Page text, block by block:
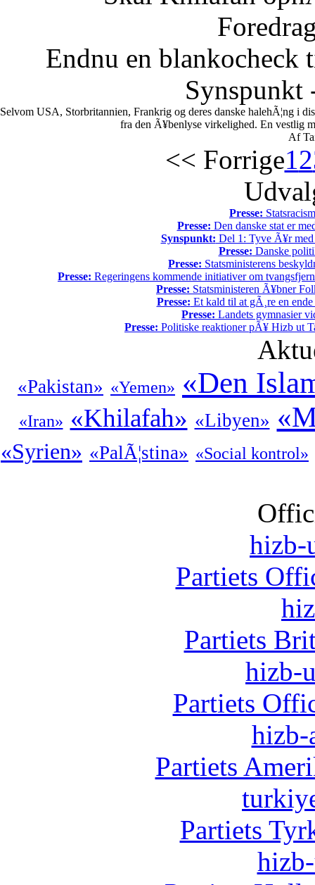
Endnu en blankocheck
Synspunkt
Selvom USA, Storbritannien, Frankrig og deres danske halehÃ¦ng i
fra den Ã¥benlyse virkelighed. En vestlig
Af
<< Forrige12
Presse:
Presse: Den danske stat er
Synspunkt: Del 1: Tyve Ã¥r med
Presse: Danske
Presse: Statsministerens
Presse: Regeringens kommende initiativer om
Presse: Statsministeren Ã¥bner
Presse: Et kald til at gÃ¸re en
Presse: Landets gymnasier
Presse: Politiske reaktioner pÃ¥ Hizb ut
«Pakistan» «Yemen» «Den
«Iran» «Khilafah» «Libyen»
«Syrien» «PalÃ¦stina» «Social kontrol»
hizb-
Partiets
Partiets
hizb-
Partiets
hizb-
Partiets
Partiets